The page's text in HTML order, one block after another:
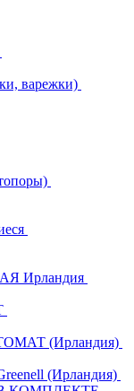
варежки)
Ирландия
(Ирландия)
(Ирландия)